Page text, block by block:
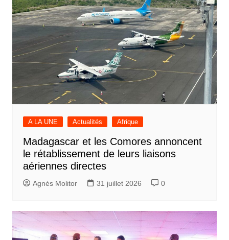
A LA UNE Actualités Afrique
Madagascar et les Comores annoncent
le rétablissement de leurs liaisons
aériennes directes
Agnès Molitor 31 juillet 2026 0